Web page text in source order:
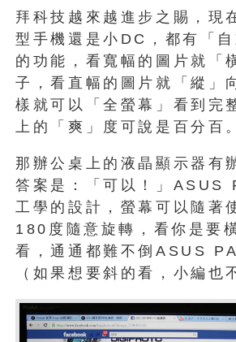
拜科技越來越進步之賜，現
型手機還是小DC，都有「自
的功能，看寬幅的圖片就「
子，看直幅的圖片就「縱」
樣就可以「全螢幕」看到完
上的「爽」度可說是百分百。
那辦公桌上的液晶顯示器有
答案是：「可以！」ASUS
工學的設計，螢幕可以隨著
180度隨意旋轉，看你是要
看，通通都難不倒ASUS
（如果想要斜的看，小編也